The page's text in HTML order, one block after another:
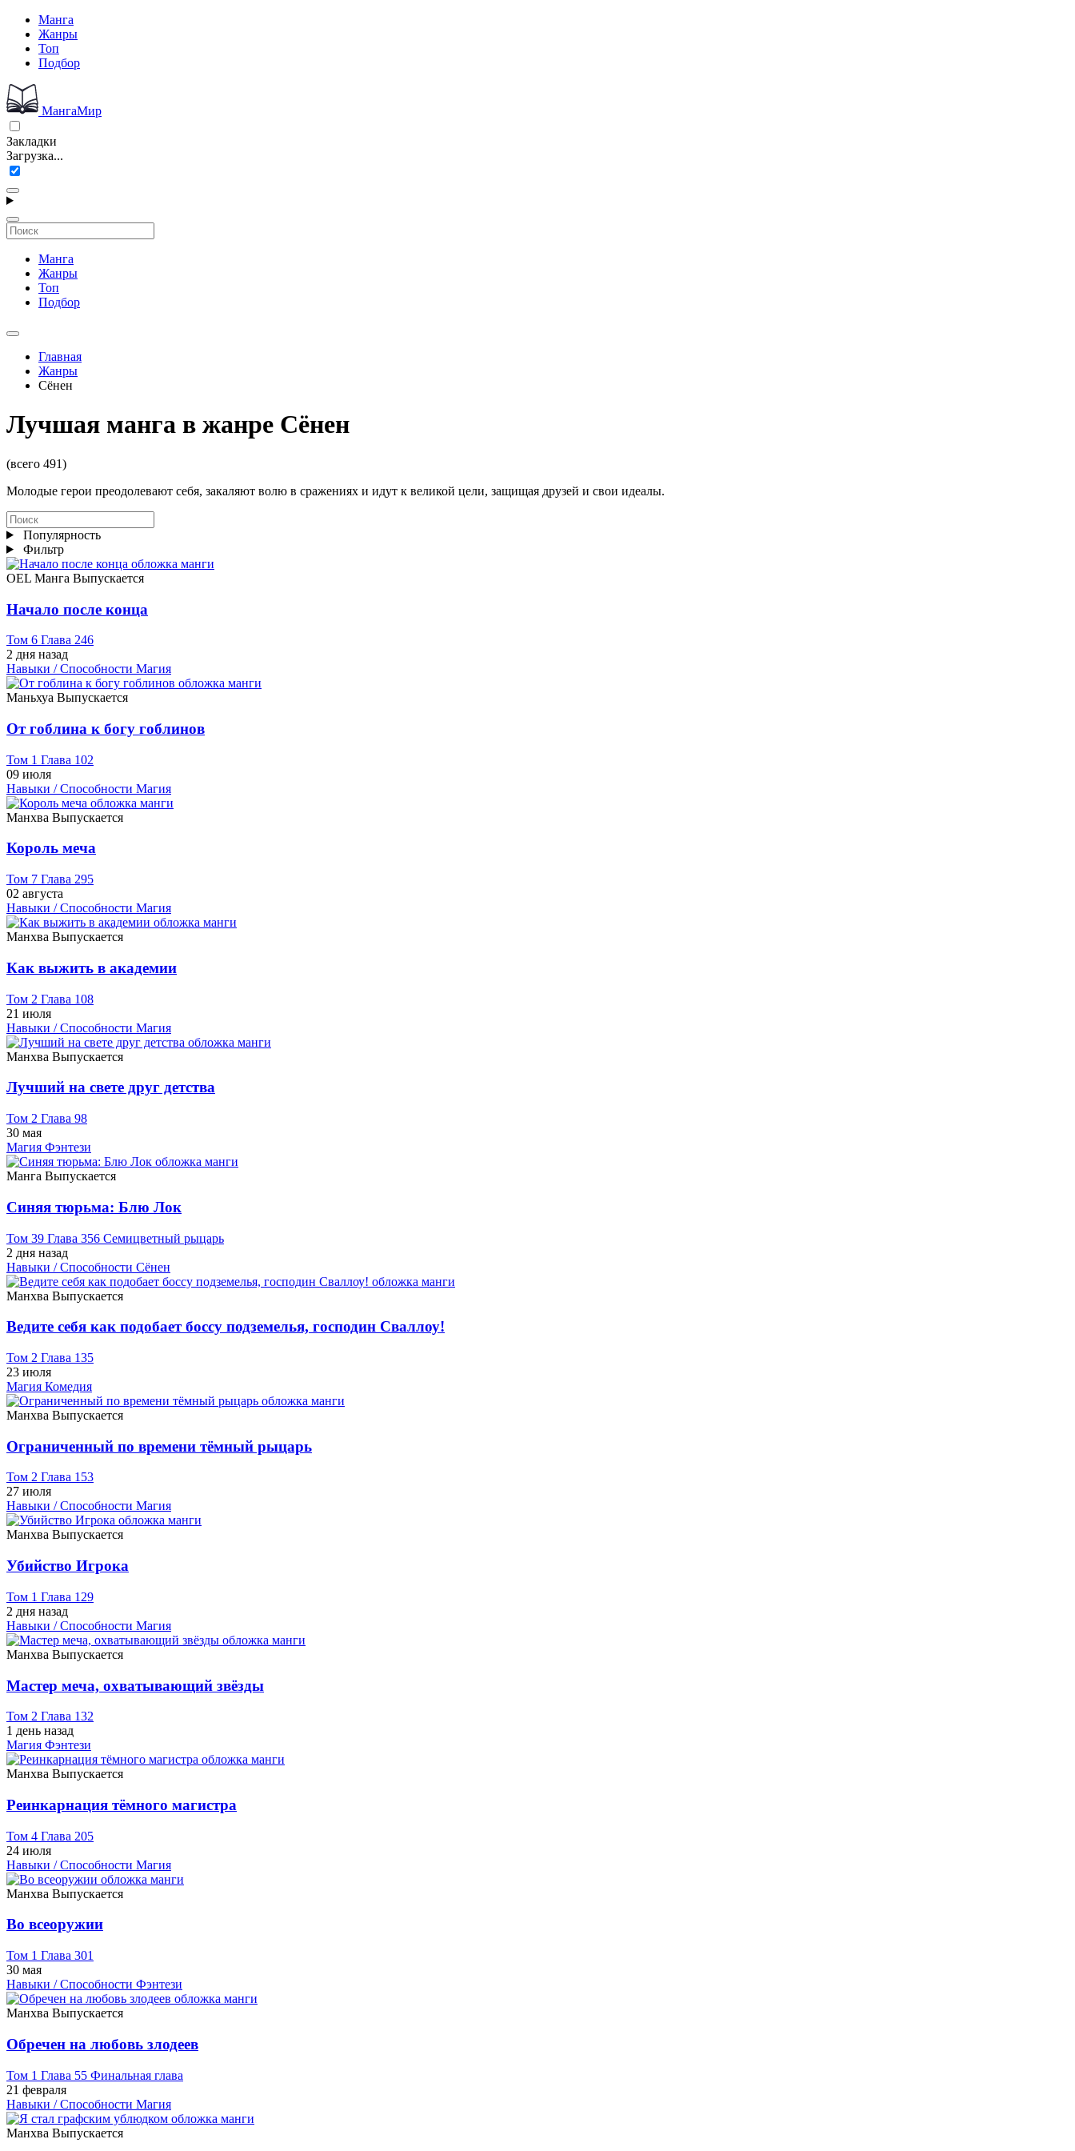
Манга
Жанры
Топ
Подбор
МангаМир
Закладки
Загрузка...
Манга
Жанры
Топ
Подбор
Главная
Жанры
Сёнен
Лучшая манга в жанре Сёнен
(всего 491)
Молодые герои преодолевают себя, закаляют волю в сражениях и идут к великой цели, защищая друзей и свои идеалы.
Популярность
Фильтр
OEL Манга Выпускается
Начало после конца
Том 6 Глава 246
2 дня назад
Навыки / Способности Магия
Маньхуа Выпускается
От гоблина к богу гоблинов
Том 1 Глава 102
09 июля
Навыки / Способности Магия
Манхва Выпускается
Король меча
Том 7 Глава 295
02 августа
Навыки / Способности Магия
Манхва Выпускается
Как выжить в академии
Том 2 Глава 108
21 июля
Навыки / Способности Магия
Манхва Выпускается
Лучший на свете друг детства
Том 2 Глава 98
30 мая
Магия Фэнтези
Манга Выпускается
Синяя тюрьма: Блю Лок
Том 39 Глава 356 Семицветный рыцарь
2 дня назад
Навыки / Способности Сёнен
Манхва Выпускается
Ведите себя как подобает боссу подземелья, господин Сваллоу!
Том 2 Глава 135
23 июля
Магия Комедия
Манхва Выпускается
Ограниченный по времени тёмный рыцарь
Том 2 Глава 153
27 июля
Навыки / Способности Магия
Манхва Выпускается
Убийство Игрока
Том 1 Глава 129
2 дня назад
Навыки / Способности Магия
Манхва Выпускается
Мастер меча, охватывающий звёзды
Том 2 Глава 132
1 день назад
Магия Фэнтези
Манхва Выпускается
Реинкарнация тёмного магистра
Том 4 Глава 205
24 июля
Навыки / Способности Магия
Манхва Выпускается
Во всеоружии
Том 1 Глава 301
30 мая
Навыки / Способности Фэнтези
Манхва Выпускается
Обречен на любовь злодеев
Том 1 Глава 55 Финальная глава
21 февраля
Навыки / Способности Магия
Манхва Выпускается